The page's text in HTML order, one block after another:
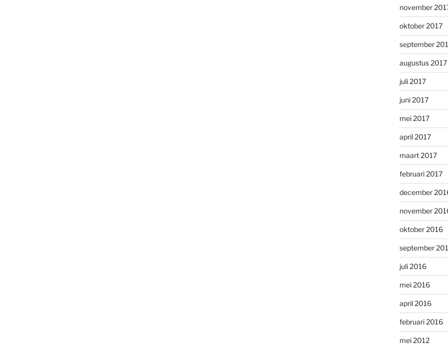
november
oktober 2017
september
augustus 2017
juli 2017
juni 2017
mei 2017
april 2017
maart 2017
februari 2017
december
november
oktober 2016
september
juli 2016
mei 2016
april 2016
februari 2016
mei 2012